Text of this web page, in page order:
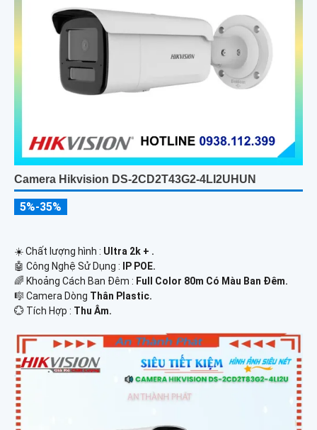
Camera Hikvision DS-2CD2T43G2-4LI2UHUN
5%-35%
☀️ Chất lượng hình : Ultra 2k + .
🤖️ Công Nghệ Sử Dụng :
IP POE.
🌈 Khoảng Cách Ban Đêm : Full Color 80m Có Màu Ban Ðêm.
🎼️ Camera Dòng Thân Plastic.
️💮 Tích Hợp : Thu Âm.